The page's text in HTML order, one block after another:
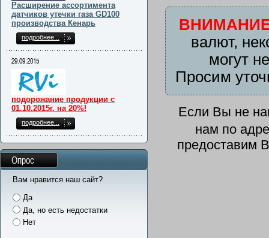
валют,
могут
Просим
Если Вы не
нам по
предоставим
Расширение ассортимента
датчиков утечки газа GD100
производства Кенарь
подробнее...
29.09.2015
подорожание продукции с
01.10.2015г. на 20%!
подробнее...
Опрос
Вам нравится наш сайт?
Да
Да, но есть недостатки
Нет